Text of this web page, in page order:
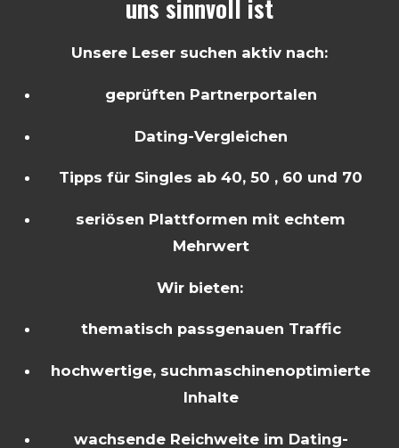
uns sinnvoll ist
Unsere Leser suchen aktiv nach:
geprüften Partnerportalen
Dating-Vergleichen
Tipps für Singles ab 40, 50 , 60 und 70
seriösen Plattformen mit echtem
Mehrwert
Wir bieten:
thematisch passgenauen Traffic
hochwertige, suchmaschinenoptimierte
Inhalte
wachsende Reichweite im Dating-